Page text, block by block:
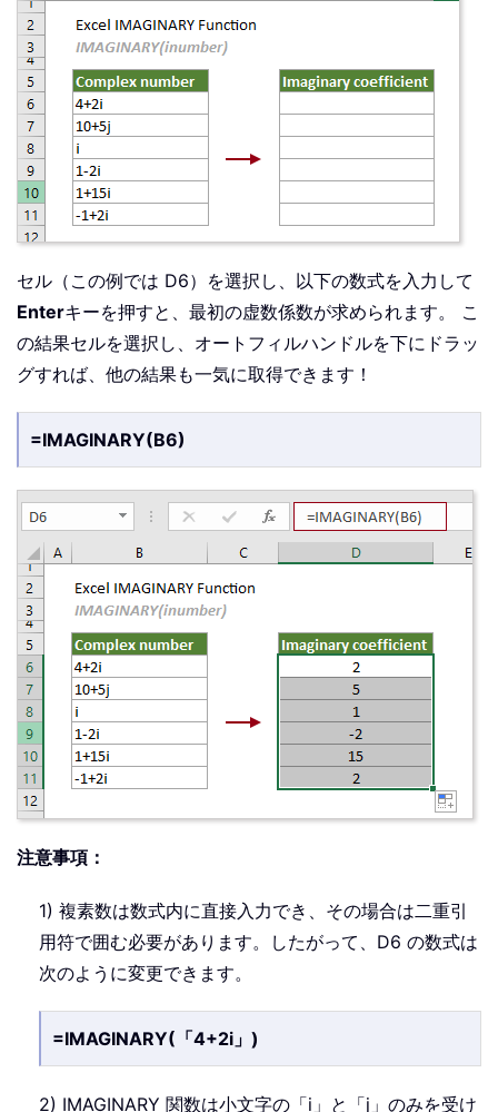
セル（この例では D6）を選択し、以下の数式を入力して
Enterキーを押すと、最初の虚数係数が求められます。 こ
の結果セルを選択し、オートフィルハンドルを下にドラッ
グすれば、他の結果も一気に取得できます！
=IMAGINARY(B6)
注意事項：
1) 複素数は数式内に直接入力でき、その場合は二重引
用符で囲む必要があります。したがって、D6 の数式は
次のように変更できます。
=IMAGINARY(「4+2i」)
2) IMAGINARY 関数は小文字の「i」と「j」のみを受け